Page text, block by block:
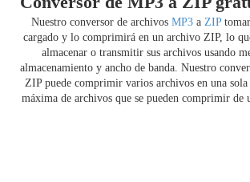
Nuestro conversor de archivos MP3a ZIP
cargado y lo comprimirá en un archivo ZIP, lo
almacenar o transmitir sus archivos usando
almacenamiento y ancho de banda. Nuestro
ZIP puede comprimir varios archivos en una
máxima de archivos que se pueden comprimir de